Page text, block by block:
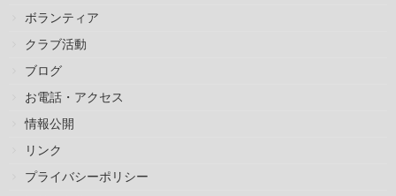
ボランティア
クラブ活動
ブログ
お電話・アクセス
情報公開
リンク
プライバシーポリシー